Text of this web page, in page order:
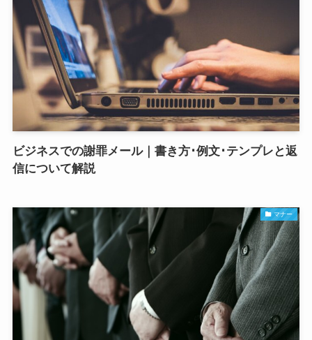
ビジネスでの謝罪メール｜書き方･例文･テンプレと返
信について解説
マナー